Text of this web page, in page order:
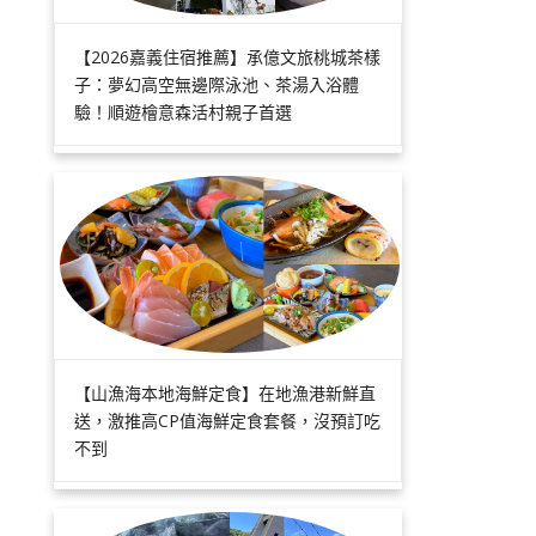
【2026嘉義住宿推薦】承億文旅桃城茶樣
子：夢幻高空無邊際泳池、茶湯入浴體
驗！順遊檜意森活村親子首選
【山漁海本地海鮮定食】在地漁港新鮮直
送，激推高CP值海鮮定食套餐，沒預訂吃
不到